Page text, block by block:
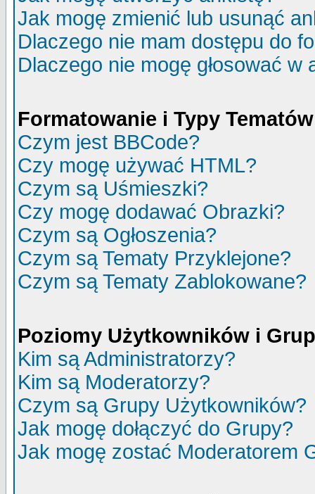
Jak mogę zmienić lub usunąć
Dlaczego nie mam dostępu do
Dlaczego nie mogę głosować w
Formatowanie i Typy Tematów
Czym jest BBCode?
Czy mogę używać HTML?
Czym są Uśmieszki?
Czy mogę dodawać Obrazki?
Czym są Ogłoszenia?
Czym są Tematy Przyklejone?
Czym są Tematy Zablokowane?
Poziomy Użytkowników i
Kim są Administratorzy?
Kim są Moderatorzy?
Czym są Grupy Użytkowników?
Jak mogę dołączyć do Grupy?
Jak mogę zostać Moderatorem